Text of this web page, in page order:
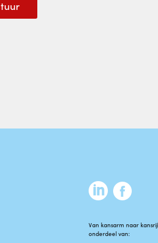
Van kansarm naar
onderdeel van: